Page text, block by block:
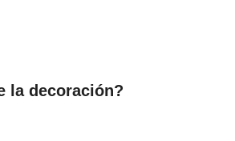
la decoración?